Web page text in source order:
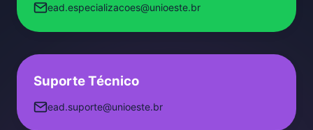
ead.especializacoes@unioeste.br
Suporte Técnico
ead.suporte@unioeste.br